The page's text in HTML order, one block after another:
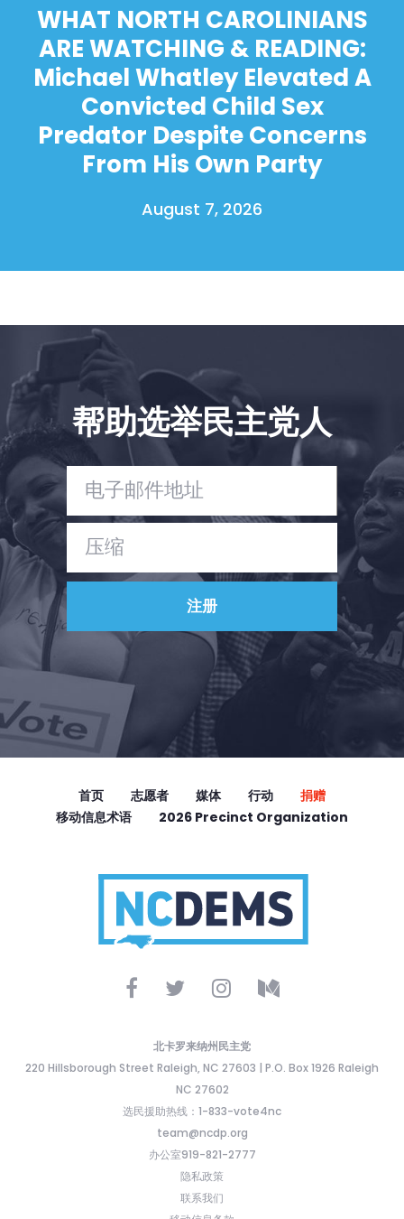
Shop
与我们合作
您的派对
行动
Vote
捐赠
WHAT NORTH CAROLINIANS
ARE WATCHING & READING:
Michael Whatley Elevated A
Convicted Child Sex
Predator Despite Concerns
From His Own Party
August 7, 2026
帮助选举民主党人
首页 志愿者 媒体 行动
捐赠
移动信息术语
2026 Precinct Organization
北卡罗来纳州民主党
220 Hillsborough Street Raleigh, NC 27603 | P.O. Box 1926 Raleigh
NC 27602
选民援助热线：1-833-vote4nc
team@ncdp.org
办公室919-821-2777
隐私政策
联系我们